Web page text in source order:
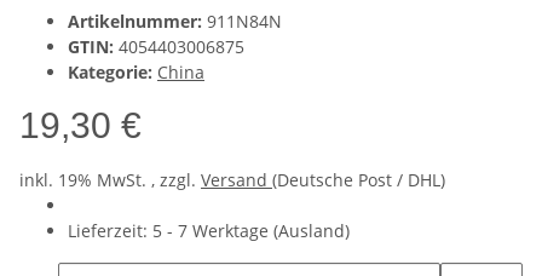
Artikelnummer: 911N84N
GTIN: 4054403006875
Kategorie: China
19,30 €
inkl. 19% MwSt. , zzgl. Versand (Deutsche Post / DHL)
Lieferzeit: 5 - 7 Werktage (Ausland)